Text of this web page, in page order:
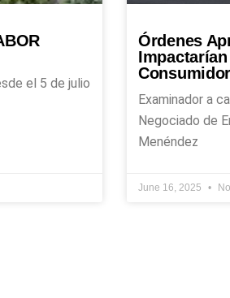
el 5 de julio
Órdenes
Examinador a
Negociado de
Menéndez
June 16, 2025